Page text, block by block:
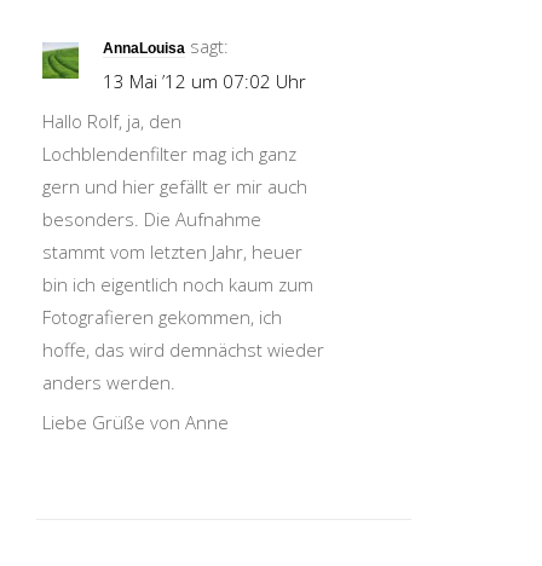
AnnaLouisa sagt:
13 Mai ’12 um 07:02 Uhr
Hallo Rolf, ja, den
Lochblendenfilter mag ich ganz
gern und hier gefällt er mir auch
besonders. Die Aufnahme
stammt vom letzten Jahr, heuer
bin ich eigentlich noch kaum zum
Fotografieren gekommen, ich
hoffe, das wird demnächst wieder
anders werden.
Liebe Grüße von Anne